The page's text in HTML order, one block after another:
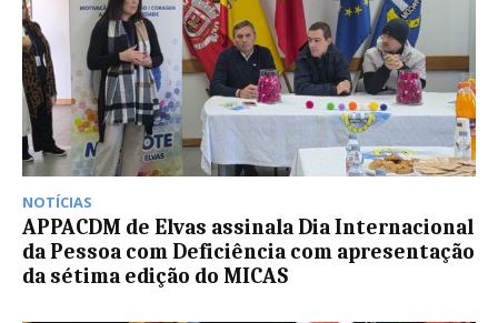
NOTÍCIAS
APPACDM de Elvas assinala Dia Internacional
da Pessoa com Deficiência com apresentação
da sétima edição do MICAS